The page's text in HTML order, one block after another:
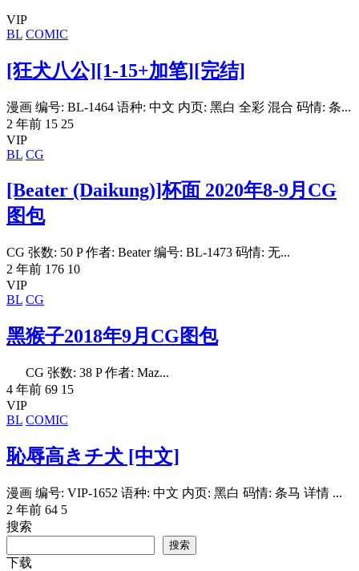
VIP
BL COMIC
[狂犬八公][1-15+加笔][完结]
漫画 编号: BL-1464 语种: 中文 内页: 黑白 全彩 混合 码情: 条...
2 年前 15 25
VIP
BL CG
[Beater (Daikung)]杯面 2020年8-9月CG
图包
CG 张数: 50 P 作者: Beater 编号: BL-1473 码情: 无...
2 年前 176 10
VIP
BL CG
黑猴子2018年9月CG图包
CG 张数: 38 P 作者: Maz...
4 年前 69 15
VIP
BL COMIC
恥辱高きチ犬 [中文]
漫画 编号: VIP-1652 语种: 中文 内页: 黑白 码情: 条马 详情 ...
2 年前 64 5
搜索
搜索
下载